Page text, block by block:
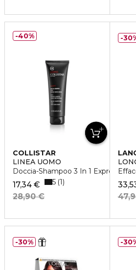
COLLISTAR
LINEA UOMO
Doccia-Shampoo 3 In 1 Express
17,34 €
28,90 €
5 1
40%
30%